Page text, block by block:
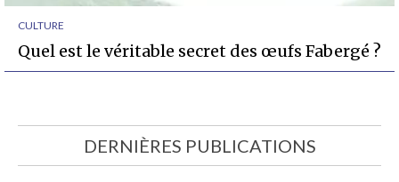
CULTURE
Quel est le véritable secret des œufs Fabergé ?
DERNIÈRES PUBLICATIONS